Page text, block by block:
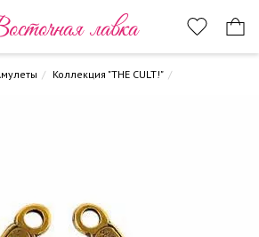
лавка
Коллекция "THE CULT!"